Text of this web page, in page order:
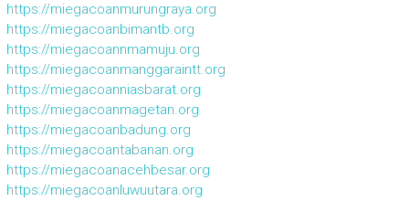
https://miegacoanmurungraya.org
https://miegacoanbimantb.org
https://miegacoannmamuju.org
https://miegacoanmanggaraintt.org
https://miegacoanniasbarat.org
https://miegacoanmagetan.org
https://miegacoanbadung.org
https://miegacoantabanan.org
https://miegacoanacehbesar.org
https://miegacoanluwuutara.org